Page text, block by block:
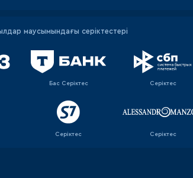
маусымындағы серіктестері
Бас Серіктес Серіктес
Серіктес Серіктес